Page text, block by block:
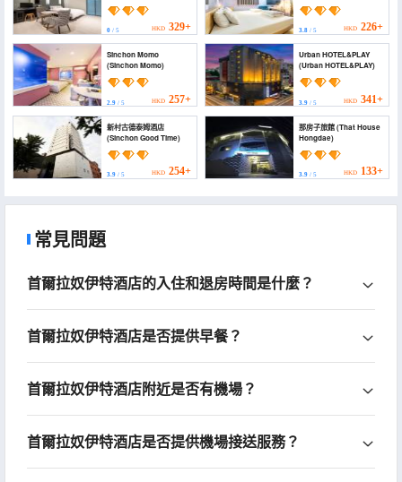
0 / 5 HKD 329+ 3.8/ 5 HKD 226+
Sinchon Momo
(Sinchon Momo)
2.9 / 5 HKD 257+
Urban HOTEL&PLAY
(Urban HOTEL&PLAY)
3.9/ 5 HKD 341+
新村古德泰姆酒店
(Sinchon Good Time)
3.9 / 5 HKD 254+
那房子旅館 (That House
Hongdae)
3.9/ 5 HKD 133+
常見問題
首爾拉奴伊特酒店的入住和退房時間是什麼？
首爾拉奴伊特酒店是否提供早餐？
首爾拉奴伊特酒店附近是否有機場？
首爾拉奴伊特酒店是否提供機場接送服務？